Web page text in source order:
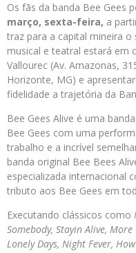
Os fãs da banda Bee Gees
março, sexta-feira, a
traz para a capital mineira o
musical e teatral estará em
Vallourec (Av. Amazonas,
Horizonte, MG) e
fidelidade a trajetória da
Bee Gees Alive é uma
Bee Gees com uma
trabalho e a incrível
banda original Bee Bees
especializada internacional
tributo aos Bee Gees em
Executando clássicos como
Somebody, Stayin Alive,
Lonely Days, Night Fever,